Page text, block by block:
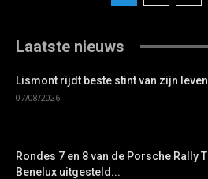
Laatste nieuws
Lismont rijdt beste stint van zijn leven
07/08/2026
Rondes 7 en 8 van de Porsche Rally
Benelux uitgesteld...